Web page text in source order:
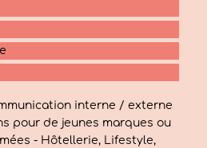
interne / externe
pour de jeunes marques ou
- Hôtellerie, Lifestyle,